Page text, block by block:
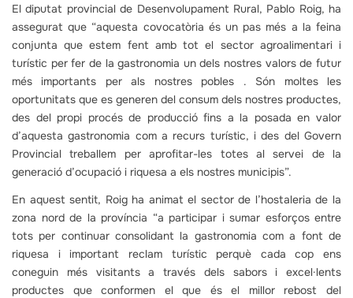
El diputat provincial de Desenvolupament Rural, Pablo Roig, ha
assegurat que “aquesta covocatòria és un pas més a la feina
conjunta que estem fent amb tot el sector agroalimentari i
turístic per fer de la gastronomia un dels nostres valors de futur
més importants per als nostres pobles . Són moltes les
oportunitats que es generen del consum dels nostres productes,
des del propi procés de producció fins a la posada en valor
d’aquesta gastronomia com a recurs turístic, i des del Govern
Provincial treballem per aprofitar-les totes al servei de la
generació d’ocupació i riquesa a els nostres municipis”.
En aquest sentit, Roig ha animat el sector de l’hostaleria de la
zona nord de la província “a participar i sumar esforços entre
tots per continuar consolidant la gastronomia com a font de
riquesa i important reclam turístic perquè cada cop ens
coneguin més visitants a través dels sabors i excel·lents
productes que conformen el que és el millor rebost del